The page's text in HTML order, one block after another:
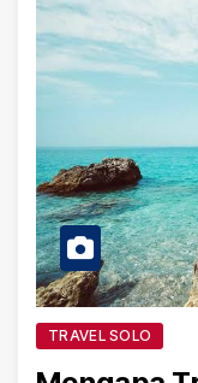
TRAVEL SOLO